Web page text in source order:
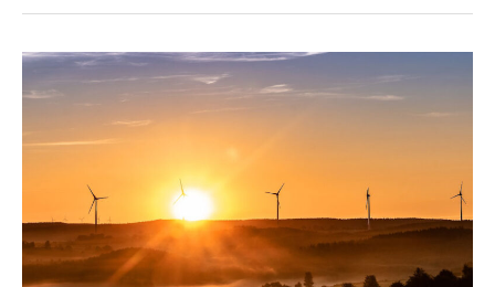
SAP
and
renewable